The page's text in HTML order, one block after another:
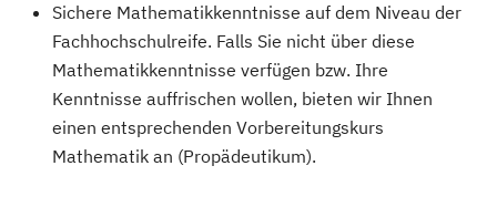
Sichere Mathematikkenntnisse auf dem Niveau der
Fachhochschulreife. Falls Sie nicht über diese
Mathematikkenntnisse verfügen bzw. Ihre
Kenntnisse auffrischen wollen, bieten wir Ihnen
einen entsprechenden Vorbereitungskurs
Mathematik an (Propädeutikum).